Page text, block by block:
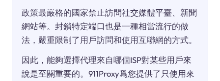
政策最嚴格的國家禁止訪問社交媒體平臺、新聞
網站等。封鎖特定端口也是一種相當流行的做
法，嚴重限制了用戶訪問和使用互聯網的方式。
因此，能夠選擇代理來自哪個ISP對某些用戶來
說是至關重要的。911Proxy爲您提供了只使用來